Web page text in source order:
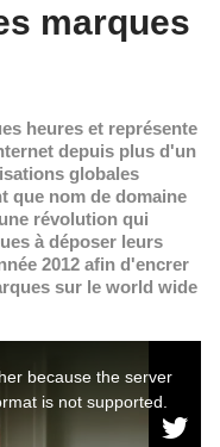
marques
heures et représente
depuis plus d'un
globales
que nom de domaine
révolution qui
à déposer leurs
2012 afin d'encrer
sur le world wide